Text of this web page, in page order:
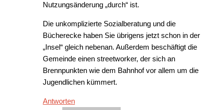
Nutzungsänderung „durch“ ist.
Die unkomplizierte Sozialberatung und die
Bücherecke haben Sie übrigens jetzt schon in der
„Insel“ gleich nebenan. Außerdem beschäftigt die
Gemeinde einen streetworker, der sich an
Brennpunkten wie dem Bahnhof vor allem um die
Jugendlichen kümmert.
Antworten